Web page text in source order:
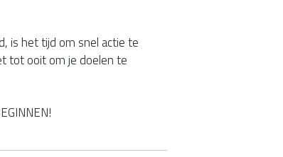
is het tijd om snel actie te
tot ooit om je doelen te